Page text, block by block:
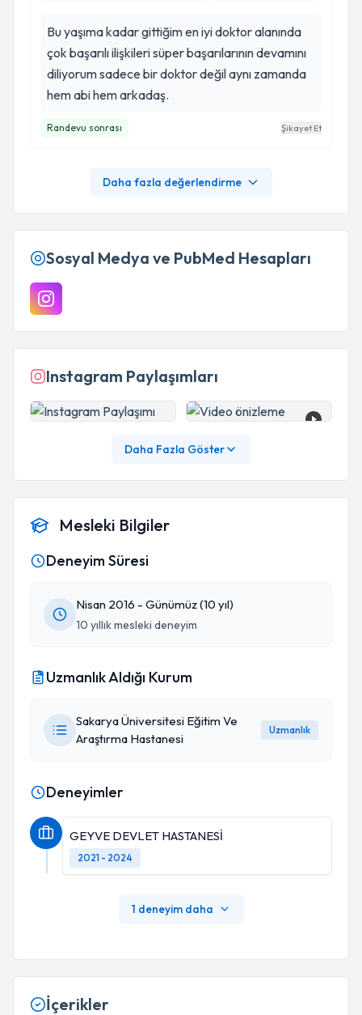
Bu yaşıma kadar gittiğim en iyi doktor alanında
çok başarılı ilişkileri süper başarılarının devamını
diliyorum sadece bir doktor değil aynı zamanda
hem abi hem arkadaş.
Randevu sonrası Şikayet Et
Daha fazla değerlendirme
Sosyal Medya ve PubMed Hesapları
Instagram Paylaşımları
Daha Fazla Göster
Mesleki Bilgiler
Deneyim Süresi
Nisan 2016 - Günümüz (10 yıl)
10 yıllık mesleki deneyim
Uzmanlık Aldığı Kurum
Sakarya Üniversitesi Eğitim Ve
Araştırma Hastanesi
Uzmanlık
Deneyimler
GEYVE DEVLET HASTANESİ
2021 - 2024
1 deneyim daha
İçerikler